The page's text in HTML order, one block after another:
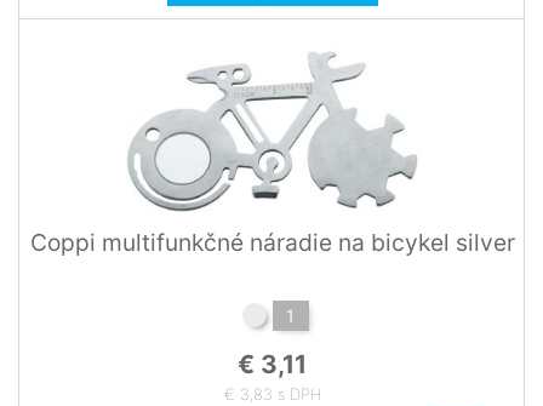
Coppi multifunkčné náradie na bicykel silver
1
€ 3,11
€ 3,83 s DPH